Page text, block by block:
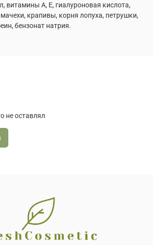
витамины А, Е, гиалуроновая кислота,
крапивы, корня лопуха, петрушки,
бензонат натрия.
не оставлял